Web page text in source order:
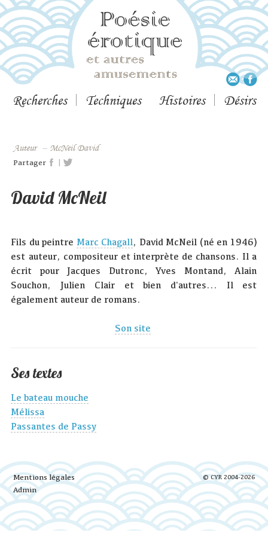
Recherches Techniques Histoires Désirs
Auteur – McNeil David
Partager |
David McNeil
Fils du peintre Marc Chagall, David McNeil (né en 1946)
est auteur, compositeur et interprète de chansons. Il a
écrit pour Jacques Dutronc, Yves Montand, Alain
Souchon, Julien Clair et bien d'autres... Il est
également auteur de romans.
Son site
Ses textes
Le bateau mouche
Mélissa
Passantes de Passy
© CYR 2004-2026
Mentions légales
Admin